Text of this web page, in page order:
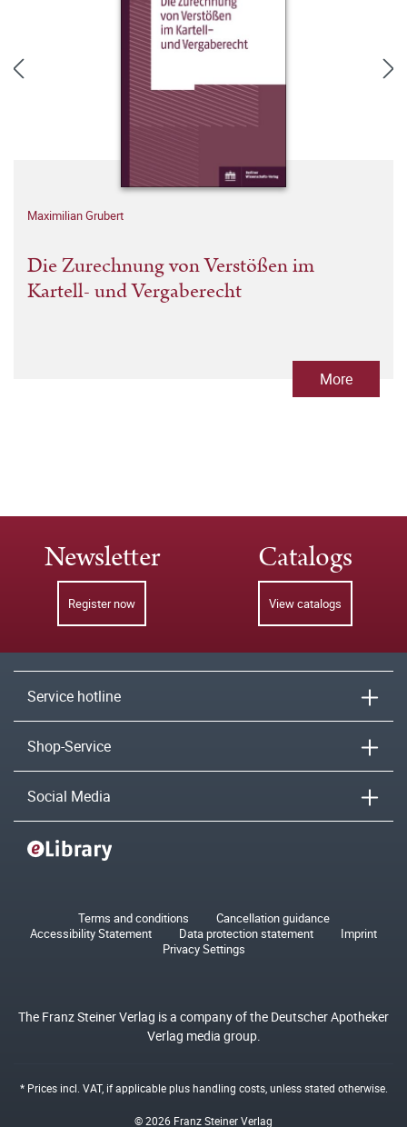
Maximilian Grubert
Die Zurechnung von Verstößen im
Kartell- und Vergaberecht
More
Newsletter
Register now
Catalogs
View catalogs
Service hotline
Shop-Service
Social Media
Terms and conditions
Cancellation guidance
Accessibility Statement
Data protection statement
Imprint
Privacy Settings
The Franz Steiner Verlag is a company of the Deutscher Apotheker
Verlag media group.
* Prices incl. VAT, if applicable plushandling costs, unless stated otherwise.
© 2026 Franz Steiner Verlag